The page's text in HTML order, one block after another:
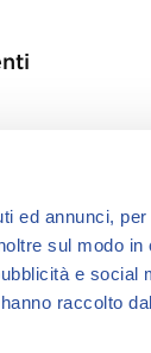
ed annunci,
sul modo
e social
raccolto